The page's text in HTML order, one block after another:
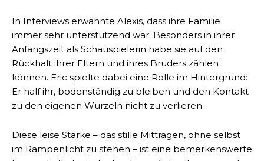
In Interviews erwähnte Alexis, dass ihre Familie
immer sehr unterstützend war. Besonders in ihrer
Anfangszeit als Schauspielerin habe sie auf den
Rückhalt ihrer Eltern und ihres Bruders zählen
können. Eric spielte dabei eine Rolle im Hintergrund:
Er half ihr, bodenständig zu bleiben und den Kontakt
zu den eigenen Wurzeln nicht zu verlieren.
Diese leise Stärke – das stille Mittragen, ohne selbst
im Rampenlicht zu stehen – ist eine bemerkenswerte